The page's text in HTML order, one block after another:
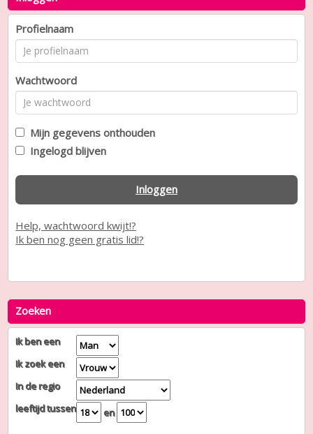
Profielnaam
Wachtwoord
Mijn gegevens onthouden
Ingelogd blijven
Inloggen
Help, wachtwoord kwijt!?
Ik ben nog geen gratis lid!?
Zoeken
Ik ben een
Ik zoek een
In de regio
leeftijd tussen
en